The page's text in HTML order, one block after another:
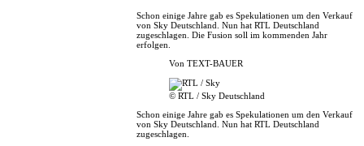
Schon einige Jahre gab es Spekulationen um den Verkauf
von Sky Deutschland. Nun hat RTL Deutschland
zugeschlagen. Die Fusion soll im kommenden Jahr
erfolgen.
Von TEXT-BAUER
© RTL / Sky Deutschland
Schon einige Jahre gab es Spekulationen um den Verkauf
von Sky Deutschland. Nun hat RTL Deutschland
zugeschlagen.